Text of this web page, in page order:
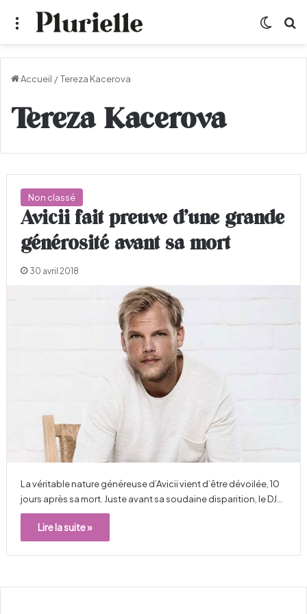
Menu
Accueil /Tereza Kacerova
Tereza Kacerova
Non classé
Avicii fait preuve d’une grande
générosité avant sa mort
30 avril 2018
La véritable nature généreuse d’Avicii vient d’être dévoilée, 10
jours après sa mort. Juste avant sa soudaine disparition, le DJ…
Lire la suite »